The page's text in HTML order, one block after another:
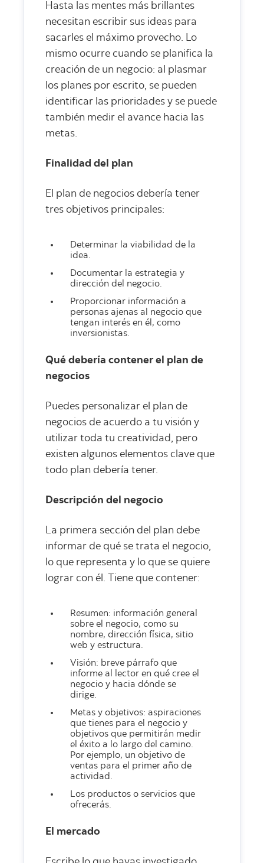
Hasta las mentes más brillantes
necesitan escribir sus ideas para
sacarles el máximo provecho. Lo
mismo ocurre cuando se planifica la
creación de un negocio: al plasmar
los planes por escrito, se pueden
identificar las prioridades y se puede
también medir el avance hacia las
metas.
Finalidad del plan
El plan de negocios debería tener
tres objetivos principales:
Determinar la viabilidad de la
idea.
Documentar la estrategia y
dirección del negocio.
Proporcionar información a
personas ajenas al negocio que
tengan interés en él, como
inversionistas.
Qué debería contener el plan de
negocios
Puedes personalizar el plan de
negocios de acuerdo a tu visión y
utilizar toda tu creatividad, pero
existen algunos elementos clave que
todo plan debería tener.
Descripción del negocio
La primera sección del plan debe
informar de qué se trata el negocio,
lo que representa y lo que se quiere
lograr con él. Tiene que contener:
Resumen: información general
sobre el negocio, como su
nombre, dirección física, sitio
web y estructura.
Visión: breve párrafo que
informe al lector en qué cree el
negocio y hacia dónde se
dirige.
Metas y objetivos: aspiraciones
que tienes para el negocio y
objetivos que permitirán medir
el éxito a lo largo del camino.
Por ejemplo, un objetivo de
ventas para el primer año de
actividad.
Los productos o servicios que
ofrecerás.
El mercado